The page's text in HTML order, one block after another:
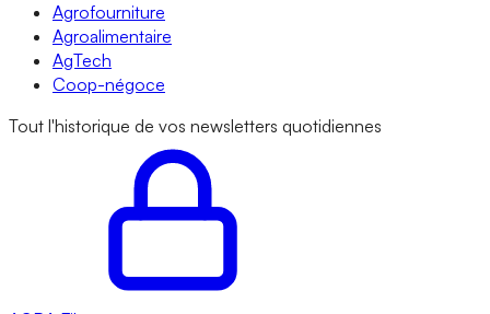
Agrofourniture
Agroalimentaire
AgTech
Coop-négoce
Tout l'historique de vos newsletters quotidiennes